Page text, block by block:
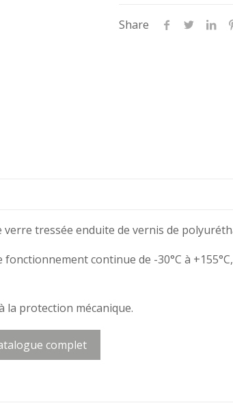
Share
verre tressée enduite de vernis de
continue de -30°C à
la protection mécanique.
complet